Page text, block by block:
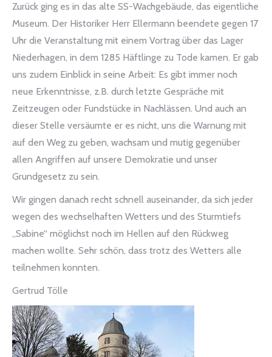
Zurück ging es in das alte SS-Wachgebäude, das eigentliche
Museum. Der Historiker Herr Ellermann beendete gegen 17
Uhr die Veranstaltung mit einem Vortrag über das Lager
Niederhagen, in dem 1285 Häftlinge zu Tode kamen. Er gab
uns zudem Einblick in seine Arbeit: Es gibt immer noch
neue Erkenntnisse, z.B. durch letzte Gespräche mit
Zeitzeugen oder Fundstücke in Nachlässen. Und auch an
dieser Stelle versäumte er es nicht, uns die Warnung mit
auf den Weg zu geben, wachsam und mutig gegenüber
allen Angriffen auf unsere Demokratie und unser
Grundgesetz zu sein.
Wir gingen danach recht schnell auseinander, da sich jeder
wegen des wechselhaften Wetters und des Sturmtiefs
„Sabine“ möglichst noch im Hellen auf den Rückweg
machen wollte. Sehr schön, dass trotz des Wetters alle
teilnehmen konnten.
Gertrud Tölle